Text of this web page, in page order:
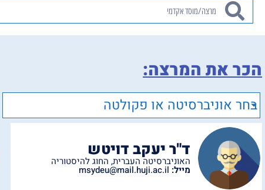
הכר את המרצה:
בחר אוניברסיטה או פקולטה
ד"ר יעקב דויטש
האוניברסיטה העברית, החוג להיסטוריה
מייל: msydeu@mail.huji.ac.il